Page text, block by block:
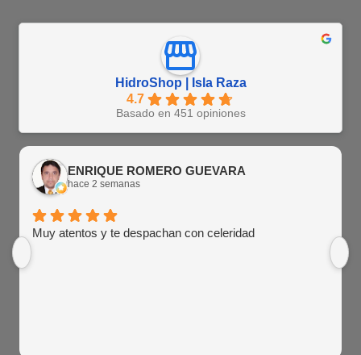
HidroShop | Isla Raza
4.7
Basado en 451 opiniones
ENRIQUE ROMERO GUEVARA
hace 2 semanas
Muy atentos y te despachan con celeridad